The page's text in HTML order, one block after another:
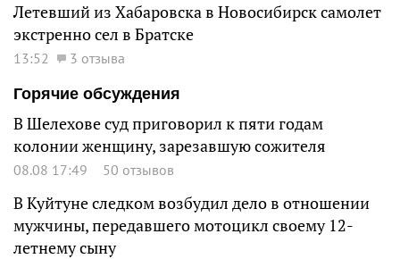
Летевший из Хабаровска в Новосибирск самолет
экстренно сел в Братске
13:52
3 отзыва
Горячие обсуждения
В Шелехове суд приговорил к пяти годам
колонии женщину, зарезавшую сожителя
08.08 17:49 50 отзывов
В Куйтуне следком возбудил дело в отношении
мужчины, передавшего мотоцикл своему 12-
летнему сыну